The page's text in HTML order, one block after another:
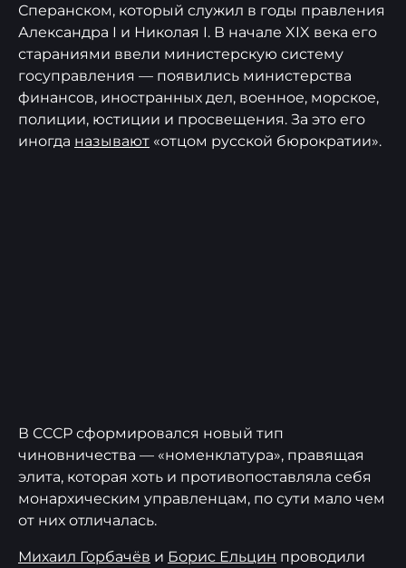
Сперанском, который служил в годы правления
Александра I и Николая I. В начале XIX века его
стараниями ввели министерскую систему
госуправления — появились министерства
финансов, иностранных дел, военное, морское,
полиции, юстиции и просвещения. За это его
иногда называют «отцом русской бюрократии».
В СССР сформировался новый тип
чиновничества — «номенклатура», правящая
элита, которая хоть и противопоставляла себя
монархическим управленцам, по сути мало чем
от них отличалась.
Михаил Горбачёв и Борис Ельцин проводили